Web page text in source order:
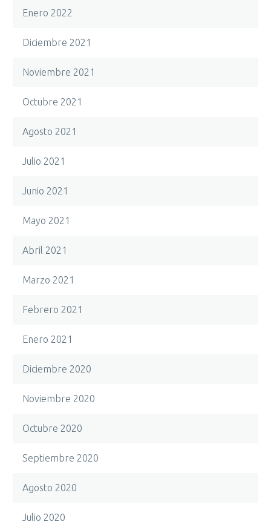
Enero 2022
Diciembre 2021
Noviembre 2021
Octubre 2021
Agosto 2021
Julio 2021
Junio 2021
Mayo 2021
Abril 2021
Marzo 2021
Febrero 2021
Enero 2021
Diciembre 2020
Noviembre 2020
Octubre 2020
Septiembre 2020
Agosto 2020
Julio 2020